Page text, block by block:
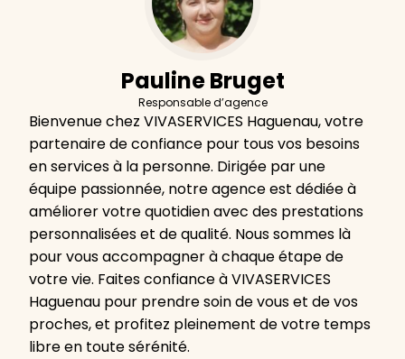
Pauline Bruget
Responsable d’agence
Bienvenue chez VIVASERVICES Haguenau, votre
partenaire de confiance pour tous vos besoins
en services à la personne. Dirigée par une
équipe passionnée, notre agence est dédiée à
améliorer votre quotidien avec des prestations
personnalisées et de qualité. Nous sommes là
pour vous accompagner à chaque étape de
votre vie. Faites confiance à VIVASERVICES
Haguenau pour prendre soin de vous et de vos
proches, et profitez pleinement de votre temps
libre en toute sérénité.